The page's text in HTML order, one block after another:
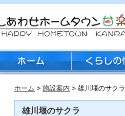
ホーム > 施設案内 > 雄川堰のサクラ
雄川堰のサクラ